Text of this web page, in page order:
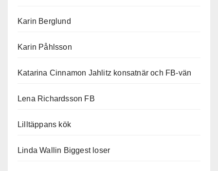
Karin Berglund
Karin Påhlsson
Katarina Cinnamon Jahlitz konsatnär och FB-vän
Lena Richardsson FB
Lilltäppans kök
Linda Wallin Biggest loser